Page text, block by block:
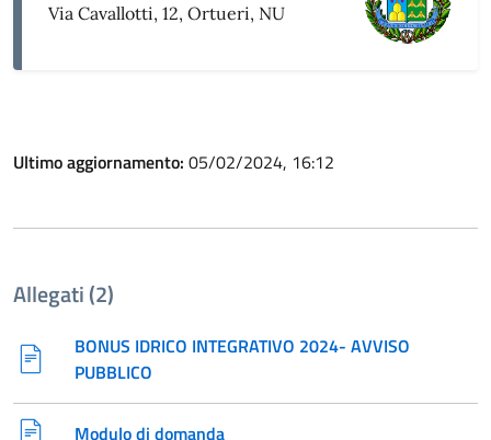
Via Cavallotti, 12, Ortueri, NU
Ultimo aggiornamento: 05/02/2024, 16:12
Allegati (2)
BONUS IDRICO INTEGRATIVO 2024- AVVISO
PUBBLICO
Modulo di domanda